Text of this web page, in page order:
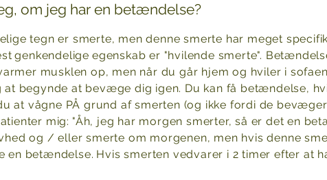
om jeg har en betændelse?
tegn er smerte, men denne smerte har meget
genkendelige egenskab er "hvilende smerte".
musklen op, men når du går hjem og hviler i
at begynde at bevæge dig igen. Du kan få betændelse,
at vågne PÅ grund af smerten (og ikke fordi de
mig: "Åh, jeg har morgen smerter, så er det en
og / eller smerte om morgenen, men hvis denne
en betændelse. Hvis smerten vedvarer i 2 timer efter at